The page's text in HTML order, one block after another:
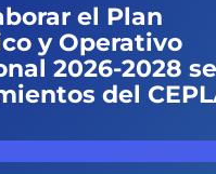
el Plan
y Operativo
2026-2028
del